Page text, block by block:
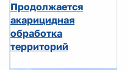
Продолжается
акарицидная
обработка
территорий